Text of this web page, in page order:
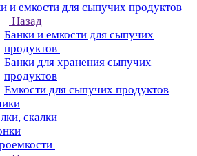
и емкости для сыпучих продуктов
Назад
Банки и емкости для сыпучих
продуктов
Банки для хранения сыпучих
продуктов
Емкости для сыпучих продуктов
скалки